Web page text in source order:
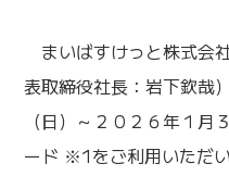
まいばすけっと株式会
表取締役社長：岩下欽哉
（日）～２０２６年１
ード ※1をご利用いただ